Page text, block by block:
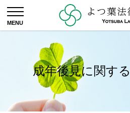
成年後見に関す